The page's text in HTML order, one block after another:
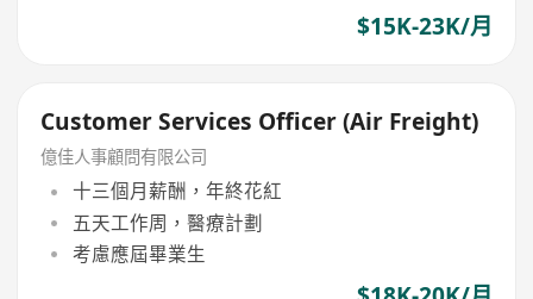
$15K-23K/月
Customer Services Officer (Air Freight)
億佳人事顧問有限公司
十三個月薪酬，年終花紅
五天工作周，醫療計劃
考慮應屆畢業生